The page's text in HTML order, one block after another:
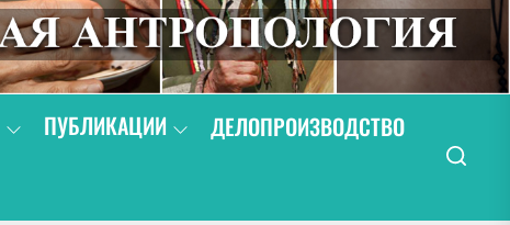
ПУБЛИКАЦИИ
ДЕЛОПРОИЗВОДСТВО